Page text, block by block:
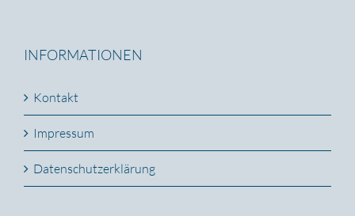
INFORMATIONEN
Kontakt
Impressum
Datenschutzerklärung